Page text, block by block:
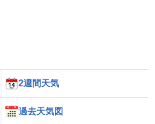
2週間天気
過去天気図